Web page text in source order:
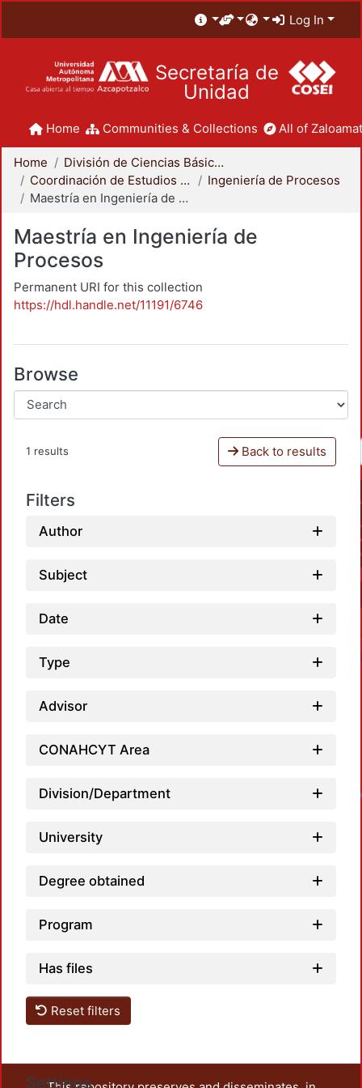
Log In
Secretaría de
Unidad
Home Communities & Collections All of
Home
División de Ciencias Básicas e Ingeniería
Coordinación de Estudios de Posgrado - CBI
Ingeniería de Procesos
Maestría en Ingeniería de Procesos
Maestría en Ingeniería de
Procesos
Permanent URI for this collection
https://hdl.handle.net/11191/6746
Browse
1 results Back to results
Filters
Author
Subject
Date
Type
Advisor
CONAHCYT Area
Division/Department
University
Degree obtained
Program
Has files
Reset filters
Settings